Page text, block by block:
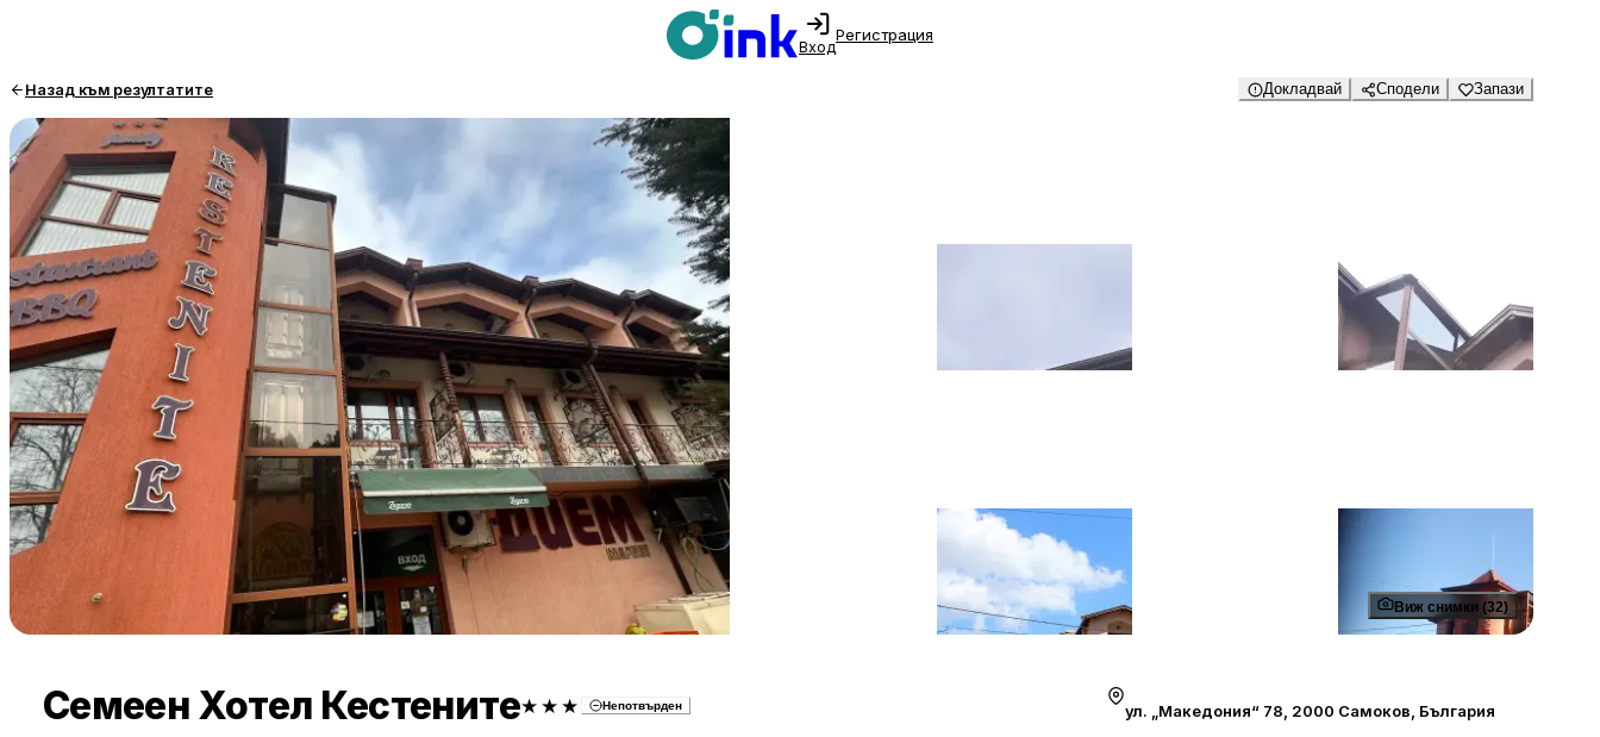
Вход
Регистрация
Назад към резултатите Докладвай Сподели Запази
Виж снимки (32)
Семеен Хотел Кестените★★★ Непотвърден ул. „Македония“ 78, 2000 Самоков, България